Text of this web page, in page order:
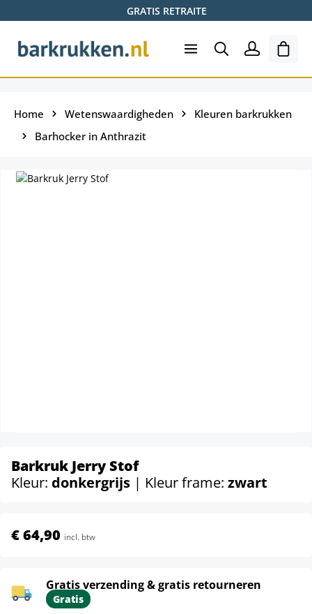
GRATIS RETRAITE
Home Wetenswaardigheden
Kleuren barkrukken
Barhocker in Anthrazit
Barkruk Jerry Stof
Kleur: donkergrijs | Kleur frame: zwart
€ 64,90 incl. btw
Gratis verzending & gratis retourneren
Gratis